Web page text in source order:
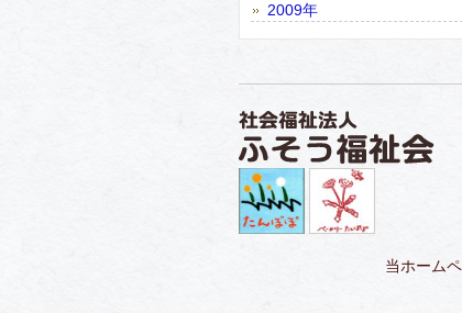
2009年
当ホーム